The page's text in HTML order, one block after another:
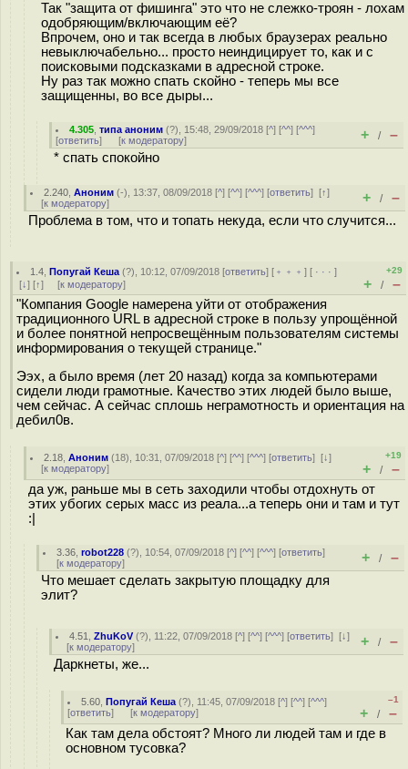
Так "защита от фишинга" это что не слежко-троян - лохам
одобряющим/включающим её?
Впрочем, оно и так всегда в любых браузерах реально
невыключабельно... просто неиндицирует то, как и с
поисковыми подсказками в адресной строке.
Ну раз так можно спать скойно - теперь мы все
защищенны, во все дыры...
4.305 ,типа аноним (?), 15:48, 29/09/2018 [^] [^^] [^^^]
[ответить] [к модератору] + / –
* спать спокойно
2.240 ,Аноним (-), 13:37, 08/09/2018 [^] [^^] [^^^] [ответить][↑]
[к модератору] + / –
Проблема в том, что и топать некуда, если что случится...
1.4 ,Попугай Кеша (?), 10:12, 07/09/2018 [ответить] [ ﹢﹢﹢] [ · · ·]
[↓] [↑] [к модератору]
+29
+ / –
"Компания Google намерена уйти от отображения
традиционного URL в адресной строке в пользу упрощённой
и более понятной непросвещённым пользователям системы
информирования о текущей странице."
Ээх, а было время (лет 20 назад) когда за компьютерами
сидели люди грамотные. Качество этих людей было выше,
чем сейчас. А сейчас сплошь неграмотность и ориентация на
дeбил0в.
2.18 ,Аноним (18), 10:31, 07/09/2018 [^] [^^] [^^^] [ответить][↓]
[к модератору]
+19
+ / –
да уж, раньше мы в сеть заходили чтобы отдохнуть от
этих убогих серых масс из реала...а теперь они и там и тут
:|
3.36 ,robot228 (?), 10:54, 07/09/2018 [^] [^^] [^^^] [ответить]
[к модератору] + / –
Что мешает сделать закрытую площадку для
элит?
4.51 ,ZhuKoV (?), 11:22, 07/09/2018 [^] [^^] [^^^] [ответить][↓]
[к модератору] + / –
Даркнеты, же...
5.60 ,Попугай Кеша (?), 11:45, 07/09/2018 [^] [^^] [^^^]
[ответить] [к модератору]
–1
+ / –
Как там дела обстоят? Много ли людей там и где в
основном тусовка?